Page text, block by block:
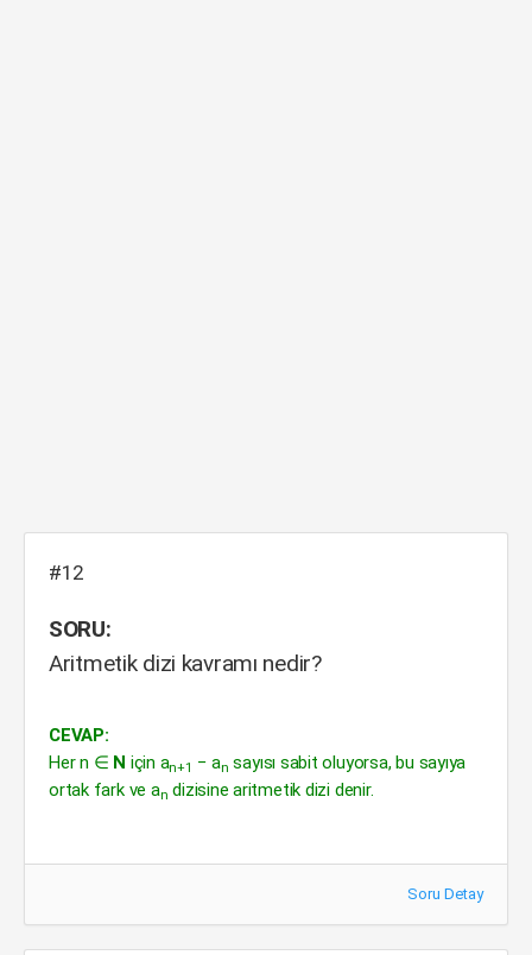
#12
SORU:
Aritmetik dizi kavramı nedir?
CEVAP:
Her n ∈ N için an+1 − an sayısı sabit oluyorsa, bu sayıya
ortak fark ve an dizisine aritmetik dizi denir.
Soru Detay